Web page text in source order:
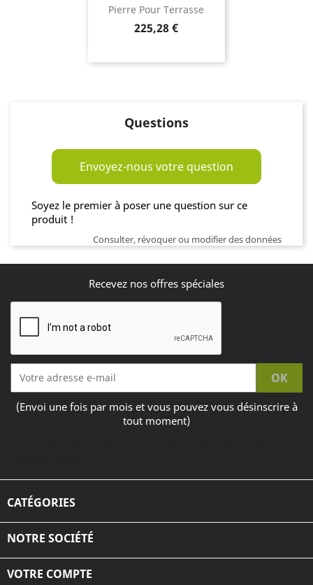
Pierre Pour Terrasse
Prix
225,28 €
Questions
Envoyez-nous votre question
Soyez le premier à poser une question sur ce
produit !
Consulter, révoquer ou modifier des données
Recevez nos offres spéciales
(Envoi une fois par mois et vous pouvez vous désinscrire à
tout moment)
CATÉGORIES
NOTRE SOCIÉTÉ
VOTRE COMPTE